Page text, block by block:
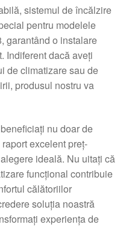
sistemul de încălzire
pentru modelele
garantând o instalare
Indiferent dacă aveți
de climatizare sau de
produsul nostru va
nu doar de
excelent preț-
ideală. Nu uitați că
funcțional contribuie
călătoriilor
soluția noastră
experiența de